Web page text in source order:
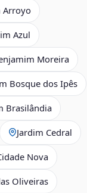
Arroyo
Azul
Moreira
Bosque dos Ipês
Brasilândia
Jardim Cedral
Nova
Oliveiras